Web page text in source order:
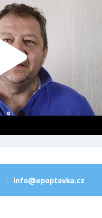
info@epoptavka.cz